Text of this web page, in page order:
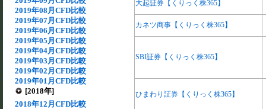
2019年08月CFD比較
2019年07月CFD比較
2019年06月CFD比較
2019年05月CFD比較
2019年04月CFD比較
2019年03月CFD比較
2019年02月CFD比較
2019年01月CFD比較
[2018年]
2018年12月CFD比較
大起証券【くりっく株365】
カネツ商事【くりっく株365】
SBI証券【くりっく株365】
ひまわり証券【くりっく株365】